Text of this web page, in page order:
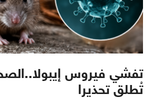
تفشي فيروس
تُطلق تحذيرا